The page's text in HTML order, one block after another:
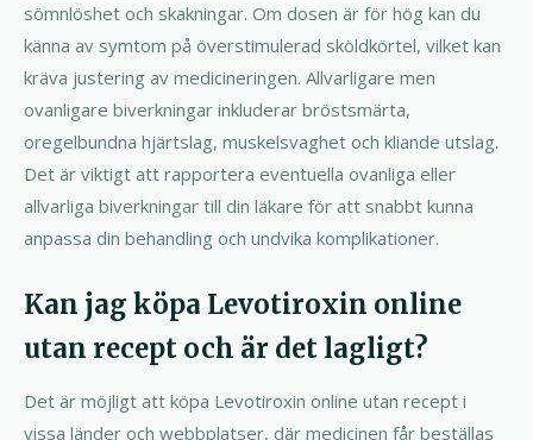
sömnlöshet och skakningar. Om dosen är för hög kan du
känna av symtom på överstimulerad sköldkörtel, vilket kan
kräva justering av medicineringen. Allvarligare men
ovanligare biverkningar inkluderar bröstsmärta,
oregelbundna hjärtslag, muskelsvaghet och kliande utslag.
Det är viktigt att rapportera eventuella ovanliga eller
allvarliga biverkningar till din läkare för att snabbt kunna
anpassa din behandling och undvika komplikationer.
Kan jag köpa Levotiroxin online
utan recept och är det lagligt?
Det är möjligt att köpa Levotiroxin online utan recept i
vissa länder och webbplatser, där medicinen får beställas